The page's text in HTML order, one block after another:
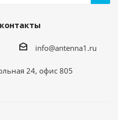
info@antenna1.ru
24, офис 805